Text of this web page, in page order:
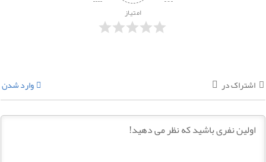
امتیاز
اشتراک در وارد شدن